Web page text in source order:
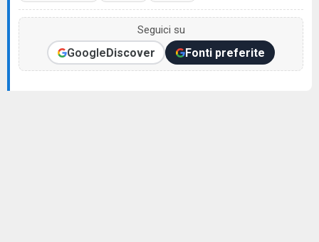
Seguici su
GoogleDiscover Fonti preferite